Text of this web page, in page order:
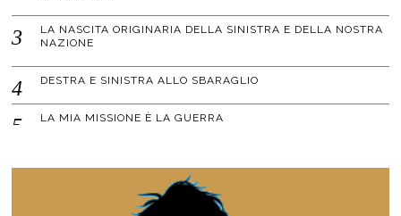
LA NASCITA ORIGINARIA DELLA SINISTRA E DELLA NOSTRA
NAZIONE
DESTRA E SINISTRA ALLO SBARAGLIO
LA MIA MISSIONE È LA GUERRA